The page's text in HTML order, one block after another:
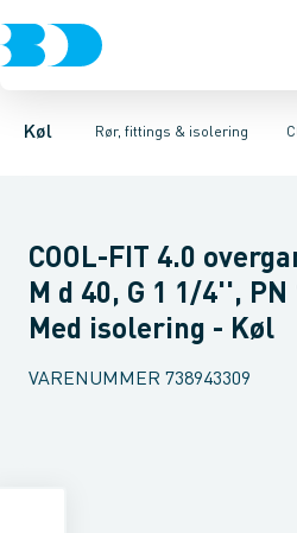
Køl Rør, fittings & isolering
Kompressorer
Kølekobberrør, fittings &
Rør 4.0 Bøjninger 90gr. 4.0
COOL-FIT 4.0
M d 40, G 1 1/4'', PN
Med isolering - Køl
VARENUMMER 738943309